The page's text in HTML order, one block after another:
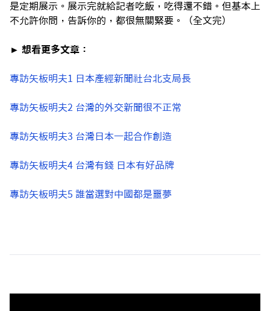
是定期展示。展示完就給記者吃飯，吃得還不錯。但基本上
不允許你問，告訴你的，都很無關緊要。（全文完）
► 想看更多文章：
專訪矢板明夫1 日本產經新聞社台北支局長
專訪矢板明夫2 台灣的外交新聞很不正常
專訪矢板明夫3 台灣日本一起合作創造
專訪矢板明夫4 台灣有錢 日本有好品牌
專訪矢板明夫5 誰當選對中國都是噩夢